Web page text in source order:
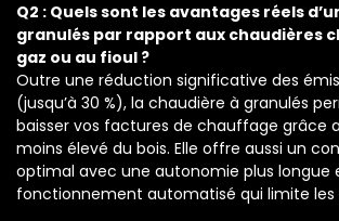
Q2 : Quels sont les avantages réels
granulés par rapport aux chaudières
gaz ou au fioul ?
Outre une réduction significative des
(jusqu’à 30 %), la chaudière à granulés
baisser vos factures de chauffage grâce
moins élevé du bois. Elle offre aussi un
optimal avec une autonomie plus longue
fonctionnement automatisé qui limite les